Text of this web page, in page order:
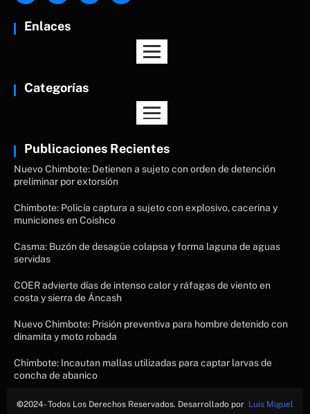
Enlaces
Categorías
Publicaciones Recientes
Nuevo Chimbote: Detienen a sujeto con orden de detención
preliminar por extorsión
Chimbote: Policía captura a sujeto con explosivo, cacerina y
municiones en Coishco
Casma: Buzón de desagüe colapsa y forma laguna de aguas
servidas
COER advierte días de intenso calor y ráfagas de viento en
costa y sierra de Áncash
Nuevo Chimbote: Prisión preventiva para hombre detenido con
dinamita y moto robada
Chimbote: Incautan mallas utilizadas para captar larvas de
concha de abanico
©2024- Todos Los Derechos Reservados. Desarrollado por Luis Miguel